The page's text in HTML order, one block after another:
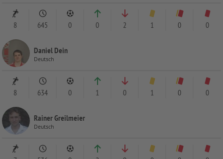
8 645 0 0 2 1 0 0
Daniel Dein
Deutsch
8 634 0 1 0 1 0 0
Rainer Greilmeier
Deutsch